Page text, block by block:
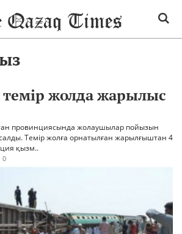
темір жолда жарылыс
провинциясында жолаушылар пойызын
Темір жолға орнатылған жарылғыштан 4
қызм..
0